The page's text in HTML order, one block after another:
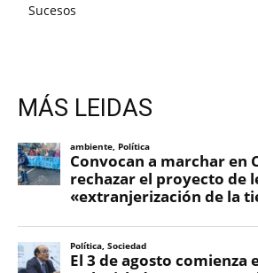
Sucesos
MÁS LEIDAS